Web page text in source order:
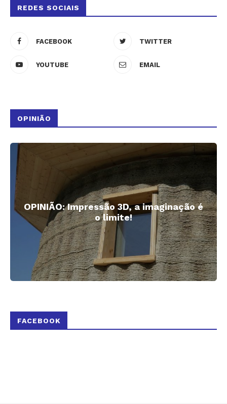
REDES SOCIAIS
FACEBOOK TWITTER
YOUTUBE EMAIL
OPINIÃO
OPINIÃO: Impressão 3D, a imaginação é
o limite!
FACEBOOK